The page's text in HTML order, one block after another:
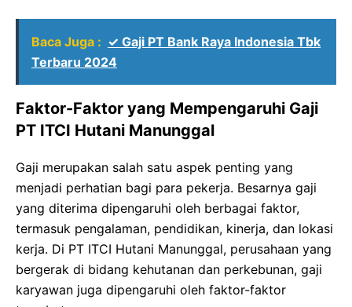
Baca Juga : ✓ Gaji PT Bank Raya Indonesia Tbk
Terbaru 2024
Faktor-Faktor yang Mempengaruhi Gaji
PT ITCI Hutani Manunggal
Gaji merupakan salah satu aspek penting yang
menjadi perhatian bagi para pekerja. Besarnya gaji
yang diterima dipengaruhi oleh berbagai faktor,
termasuk pengalaman, pendidikan, kinerja, dan lokasi
kerja. Di PT ITCI Hutani Manunggal, perusahaan yang
bergerak di bidang kehutanan dan perkebunan, gaji
karyawan juga dipengaruhi oleh faktor-faktor